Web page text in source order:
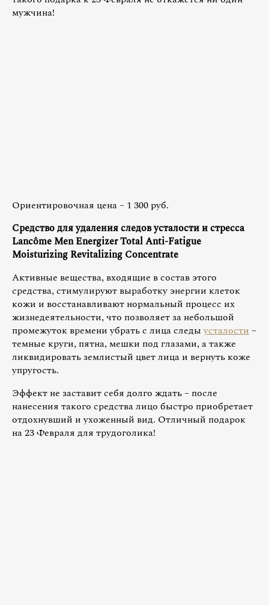
мужчина!
Ориентировочная цена – 1 300 руб.
Средство для удаления следов усталости и стресса
Lancôme Men Energizer Total Anti-Fatigue
Moisturizing Revitalizing Concentrate
Активные вещества, входящие в состав этого
средства, стимулируют выработку энергии клеток
кожи и восстанавливают нормальный процесс их
жизнедеятельности, что позволяет за небольшой
промежуток времени убрать с лица следыусталости–
темные круги, пятна, мешки под глазами, а также
ликвидировать землистый цвет лица и вернуть коже
упругость.
Эффект не заставит себя долго ждать – после
нанесения такого средства лицо быстро приобретает
отдохнувший и ухоженный вид. Отличный подарок
на 23 Февраля для трудоголика!